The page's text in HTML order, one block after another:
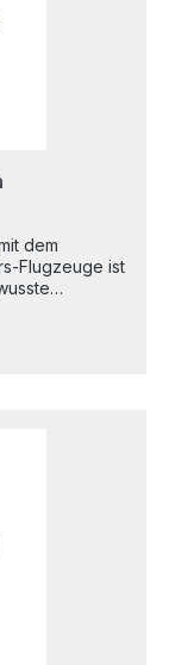
5 atm
ein
dezentraler
und
in
dem
Flugzeuge ist
dreieckige
1 s, 1/20
Junkers-
Marke
mit
auf den
Junkers,